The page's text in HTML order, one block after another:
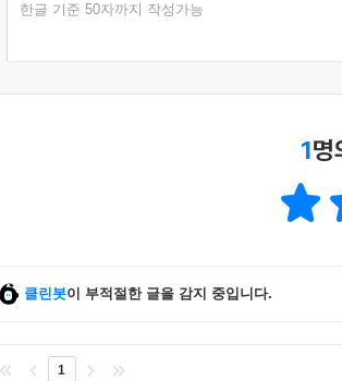
한글 기준 50자까지 작성가능
1명
클린봇이 부적절한 글을 감지 중입니다.
1